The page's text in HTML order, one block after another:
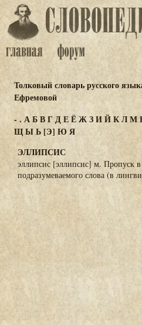
Толковый словарь русского
Ефремовой
- . АБВГДЕЁЖЗИЙКЛМ
ЩЫЬ[Э] ЮЯ
ЭЛЛИПСИС
эллипсис [эллипсис] м. Пропуск в
подразумеваемого слова (в